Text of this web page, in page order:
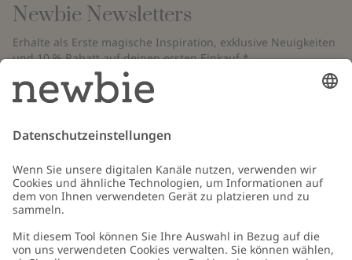
Newbie Newsletters
Erhalte als Erste magische Inspiration, exklusive Neuigkeiten
und 10 % Rabatt auf deinen ersten Einkauf.*
*Gilt nur für deine erste Bestellung und ist nicht mit anderen Rabatten
oder Angeboten kombinierbar. Gilt nicht für limitierte Artikel. Bitte
überprüfe deinen Spam-Ordner. Lies unsere
Schicken